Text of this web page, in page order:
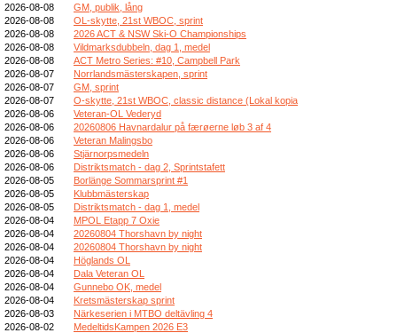
2026-08-08
GM, publik, lång
2026-08-08
OL-skytte, 21st WBOC, sprint
2026-08-08
2026 ACT & NSW Ski-O Championships
2026-08-08
Vildmarksdubbeln, dag 1, medel
2026-08-08
ACT Metro Series: #10, Campbell Park
2026-08-07
Norrlandsmästerskapen, sprint
2026-08-07
GM, sprint
2026-08-07
O-skytte, 21st WBOC, classic distance (Lokal kopia
2026-08-06
Veteran-OL Vederyd
2026-08-06
20260806 Havnardalur på færøerne løb 3 af 4
2026-08-06
Veteran Malingsbo
2026-08-06
Stjärnorpsmedeln
2026-08-06
Distriktsmatch - dag 2, Sprintstafett
2026-08-05
Borlänge Sommarsprint #1
2026-08-05
Klubbmästerskap
2026-08-05
Distriktsmatch - dag 1, medel
2026-08-04
MPOL Etapp 7 Oxie
2026-08-04
20260804 Thorshavn by night
2026-08-04
20260804 Thorshavn by night
2026-08-04
Höglands OL
2026-08-04
Dala Veteran OL
2026-08-04
Gunnebo OK, medel
2026-08-04
Kretsmästerskap sprint
2026-08-03
Närkeserien i MTBO deltävling 4
2026-08-02
MedeltidsKampen 2026 E3